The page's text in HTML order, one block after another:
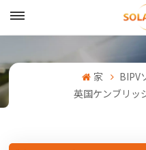
家
BIPV
英国ケンブリッ